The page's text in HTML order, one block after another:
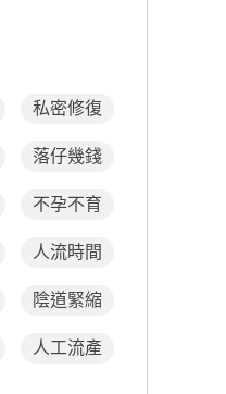
私密修復
落仔幾錢
不孕不育
人流時間
陰道緊縮
人工流產